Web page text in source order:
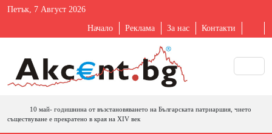
Петък, 7 Август 2026
Начало Реклама За нас Контакти
10 май- годишнина от възстановяването на Българската патриаршия, чието
съществуване е прекратено в края на ХІV век